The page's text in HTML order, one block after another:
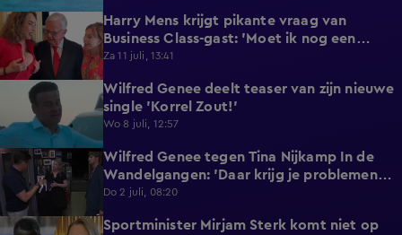
0:17
Harry Mens krijgt pikante vraag van
Business Class-gast: 'Moet ik nog een
knoopje losdoen?'
Za 11 juli, 13:41
0:37
Wilfred Genee deelt teaser van zijn nieuwe
single 'Korrel Zout!'
Wo 8 juli, 12:57
6:55
Wilfred Genee tegen Tina Nijkamp In de
Wandelgangen: 'Daar krijg je problemen
mee!'
Do 2 juli, 08:20
1:18
Sportminister Mirjam Sterk komt niet op